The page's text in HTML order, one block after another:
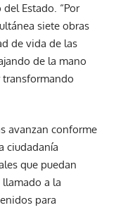
Estado. “Por
siete obras
de vida de las
de la mano
transformando
avanzan conforme
ciudadanía
que puedan
a la
para